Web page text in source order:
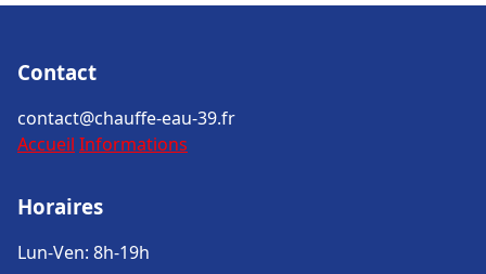
Contact
contact@chauffe-eau-39.fr
Accueil Informations
Horaires
Lun-Ven: 8h-19h